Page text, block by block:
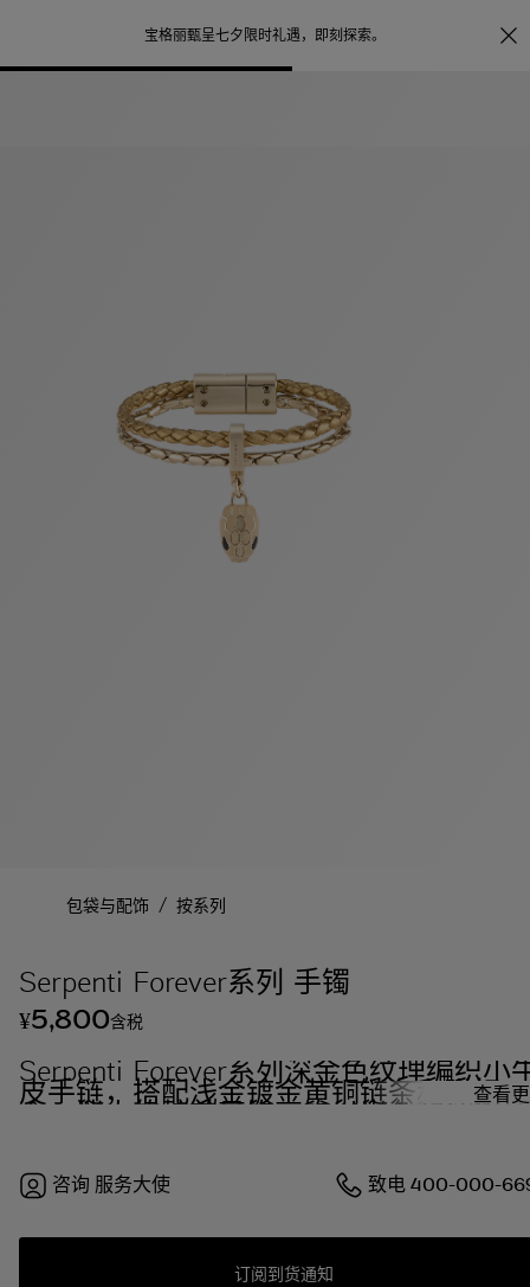
宝格丽甄呈七夕限时礼遇， 即刻探索。
包袋与配饰 / 按系列
Serpenti Forever系列 手镯
¥5,800含税
Serpenti Forever系列深金色纹理编织小
皮手链，搭配浅金镀金黄铜链条和磁扣开
合。迷人的蛇首吊饰，饰以米色和透明珐
查看
咨询 服务大使 致电400-000-
订阅到货通知